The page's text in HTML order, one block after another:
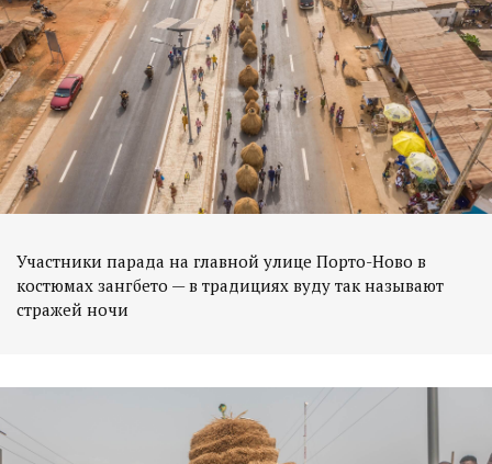
Участники парада на главной улице Порто-Ново в
костюмах зангбето — в традициях вуду так называют
стражей ночи